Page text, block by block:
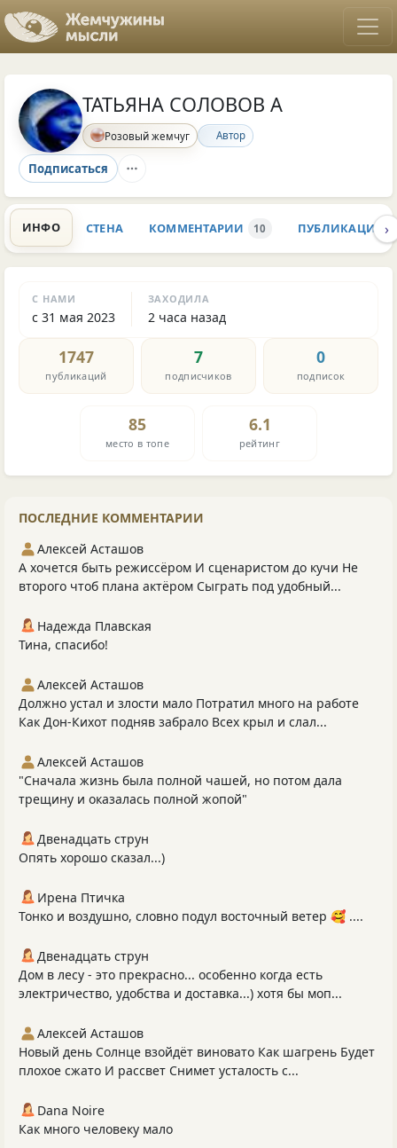
ТАТЬЯНА СОЛОВОВ А
Розовый жемчуг Автор
Подписаться
ИНФО СТЕНА КОММЕНТАРИИ 10 ПУБЛИКАЦИИ›
С НАМИ
с 31 мая 2023
ЗАХОДИЛА
2 часа назад
1747
публикаций
7
подписчиков
0
подписок
85
место в топе
6.1
рейтинг
ПОСЛЕДНИЕ КОММЕНТАРИИ
Алексей Асташов
А хочется быть режиссёром И сценаристом до кучи Не
второго чтоб плана актёром Сыграть под удобный...
Надежда Плавская
Тина, спасибо!
Алексей Асташов
Должно устал и злости мало Потратил много на работе
Как Дон-Кихот подняв забрало Всех крыл и слал...
Алексей Асташов
"Сначала жизнь была полной чашей, но потом дала
трещину и оказалась полной жопой"
Двенадцать струн
Опять хорошо сказал...)
Ирена Птичка
Тонко и воздушно, словно подул восточный ветер 🥰 ....
Двенадцать струн
Дом в лесу - это прекрасно... особенно когда есть
электричество, удобства и доставка...) хотя бы моп...
Алексей Асташов
Новый день Солнце взойдёт виновато Как шагрень Будет
плохое сжато И рассвет Снимет усталость с...
Dana Noire
Как много человеку мало